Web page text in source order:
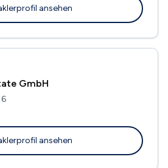
ansehen
GmbH
ansehen